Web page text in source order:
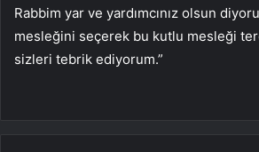
Rabbim yar ve yardımcınız olsun
mesleğini seçerek bu kutlu mesleği
sizleri tebrik ediyorum.”